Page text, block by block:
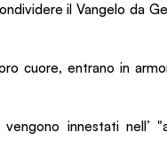
il Vangelo da
cuore, entrano in
innestati nell’